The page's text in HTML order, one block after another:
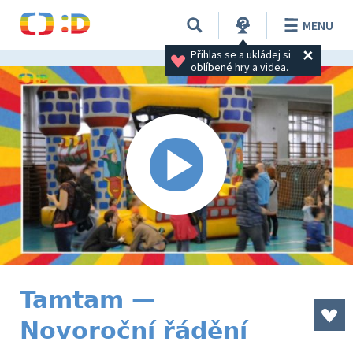
Přihlas se a ukládej si
oblíbené hry a videa.
MENU
Tamtam —
Novoroční řádění